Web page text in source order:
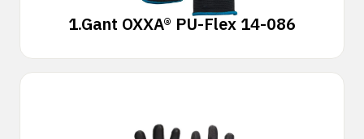
1.Gant OXXA® PU-Flex 14-086